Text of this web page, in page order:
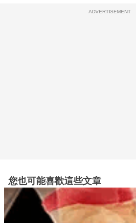
ADVERTISEMENT
您也可能喜歡這些文章